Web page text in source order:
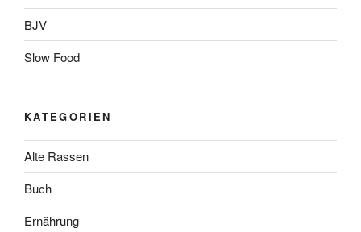
BJV
Slow Food
KATEGORIEN
Alte Rassen
Buch
Ernährung